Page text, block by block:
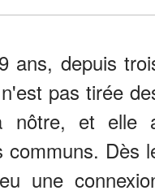
ans, depuis
pas tirée
nôtre, et elle
communs. Dès
une